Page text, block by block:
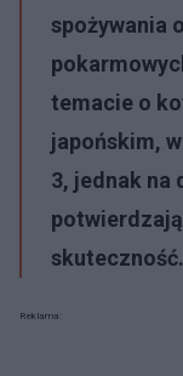
spożywania
temacie o
japońskim,
3, jednak na
skuteczność.
Reklama: